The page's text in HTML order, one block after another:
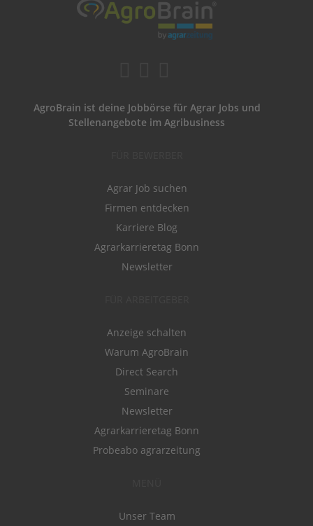
AgroBrain ist deine Jobbörse für Agrar Jobs und
Stellenangebote im Agribusiness
Agrar Job suchen
Firmen entdecken
Karriere Blog
Agrarkarrieretag Bonn
Newsletter
Anzeige schalten
Warum AgroBrain
Direct Search
Seminare
Newsletter
Agrarkarrieretag Bonn
Probeabo agrarzeitung
Unser Team